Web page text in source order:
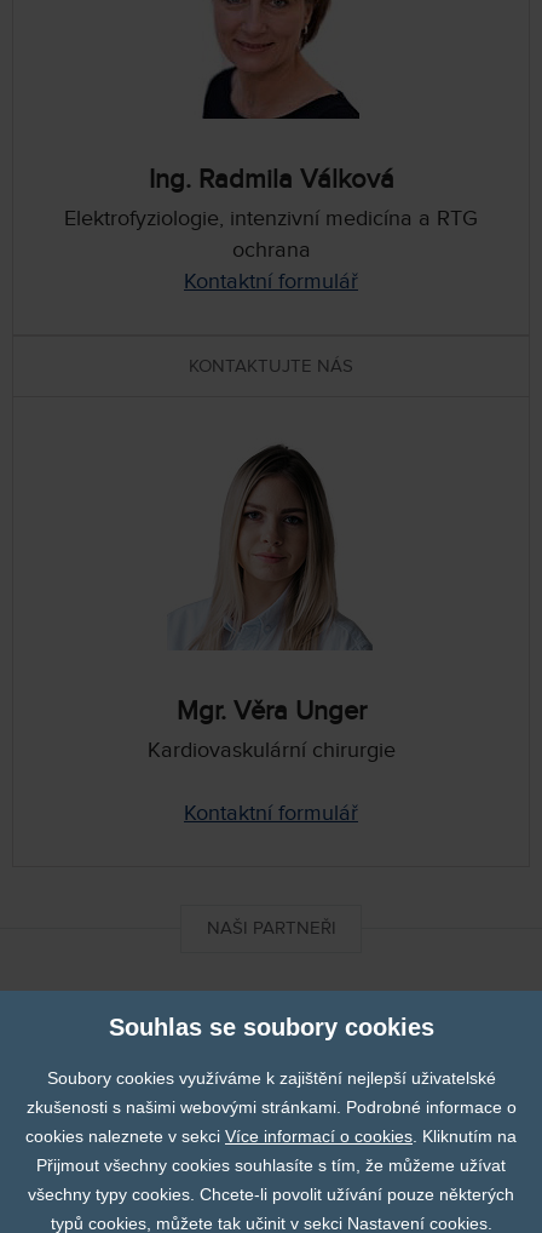
Ing. Radmila Válková
Elektrofyziologie, intenzivní medicína a RTG
ochrana
Kontaktní formulář
KONTAKTUJTE NÁS
Mgr. Věra Unger
Kardiovaskulární chirurgie
Kontaktní formulář
NAŠI PARTNEŘI
Geister
Hansen
HeartWare
Prev
Souhlas se soubory cookies
Soubory cookies využíváme k zajištění nejlepší uživatelské
zkušenosti s našimi webovými stránkami. Podrobné informace o
cookies naleznete v sekci Více informací o cookies . Kliknutím na
Přijmout všechny cookies souhlasíte s tím, že můžeme užívat
všechny typy cookies. Chcete-li povolit užívání pouze některých
typů cookies, můžete tak učinit v sekci Nastavení cookies.